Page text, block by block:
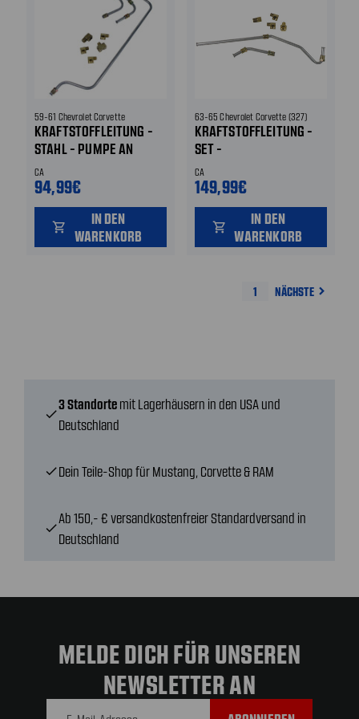
59-61 Chevrolet Corvette
KRAFTSTOFFLEITUNG -
STAHL - PUMPE AN
VERGASER - 2 X 4 BBL
PUMPE
CA
94,99€
shopping_cart
IN DEN
WARENKORB
63-65 Chevrolet Corvette (327)
KRAFTSTOFFLEITUNG -
SET -
KRAFTSTOFFPUMPE AN
VERGASER
KRAFTSTOFFPUMPE
CA
149,99€
shopping_cart
IN DEN
WARENKORB
1 NÄCHSTE navigate_next
check
3 Standorte mit Lagerhäusern in den USA und
Deutschland
checkDein Teile-Shop für Mustang, Corvette & RAM
check
Ab 150,- € versandkostenfreier Standardversand in
Deutschland
MELDE DICH FÜR UNSEREN
NEWSLETTER AN